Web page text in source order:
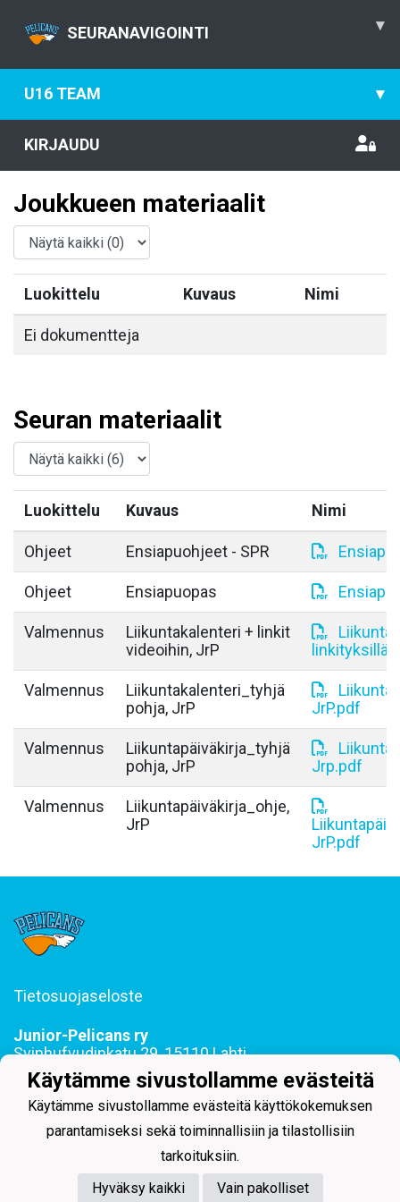
SEURANAVIGOINTI ▾
U16 TEAM ▾
KIRJAUDU
Joukkueen materiaalit
Luokittelu Kuvaus Nimi
Ei dokumentteja
Seuran materiaalit
Luokittelu Kuvaus Nimi
Ohjeet Ensiapuohjeet - SPR
Ohjeet Ensiapuopas
Valmennus
Liikuntakalenteri + linkit
videoihin, JrP
linkityksillä,
Valmennus
Liikuntakalenteri_tyhjä
pohja, JrP
JrP.pdf
Valmennus
Liikuntapäiväkirja_tyhjä
pohja, JrP
Jrp.pdf
Valmennus
Liikuntapäiväkirja_ohje,
JrP
JrP.pdf
Tietosuojaseloste
Junior-Pelicans ry
Svinhufvudinkatu 29, 15110 Lahti
044 255 1975 toimisto@juniorpelicans.fi
Toimisto avoinna ma-pe klo 9-15
Powered by
Käytämme sivustollamme evästeitä
Käytämme sivustollamme evästeitä käyttökokemuksen
parantamiseksi sekä toiminnallisiin ja tilastollisiin
tarkoituksiin.
Hyväksy kaikki
Vain pakolliset